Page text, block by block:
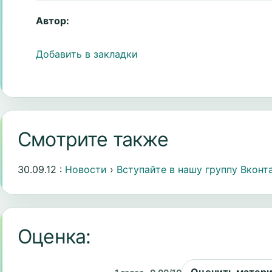
Автор:
Добавить в закладки
Смотрите также
30.09.12 : Новости › Вступайте в нашу группу
Оценка: